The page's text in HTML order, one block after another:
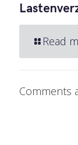
Read
Comments